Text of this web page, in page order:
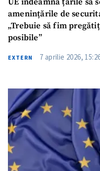
amenințările de
„Trebuie să fim
posibile”
EXTERN 7 aprilie 2026,